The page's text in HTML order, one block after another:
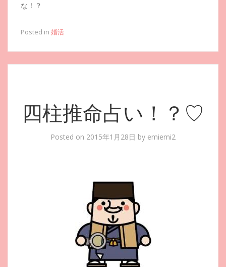
な！？
Posted in 婚活
四柱推命占い！？♡
Posted on 2015年1月28日 by emiemi2